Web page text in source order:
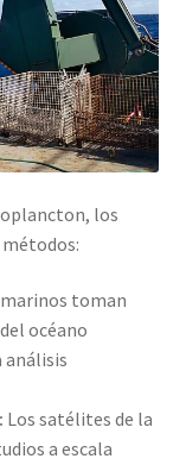
los
toman
océano
análisis
Los satélites de la
a escala